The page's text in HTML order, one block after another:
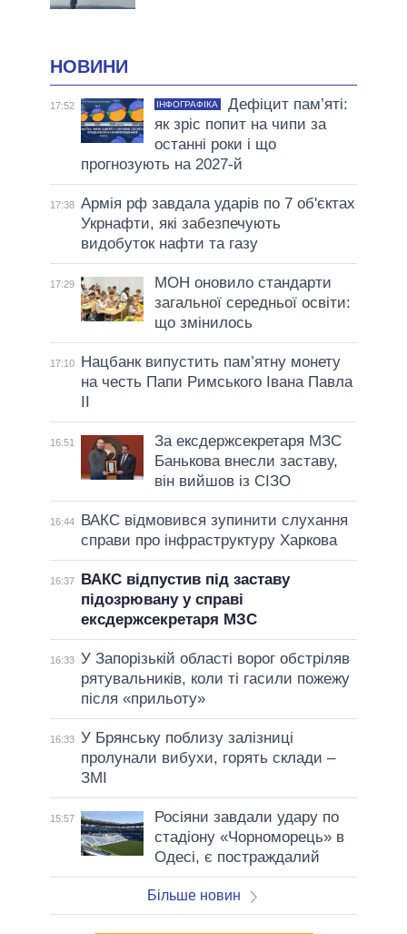
НОВИНИ
17:52 ІНФОГРАФІКА
Дефіцит пам’яті:
як зріс попит на чипи за
останні роки і що
прогнозують на 2027-й
17:38 Армія рф завдала ударів по 7 об'єктах
Укрнафти, які забезпечують
видобуток нафти та газу
17:29
МОН оновило стандарти
загальної середньої освіти:
що змінилось
17:10
Нацбанк випустить пам’ятну монету
на честь Папи Римського Івана Павла
II
16:51
За ексдержсекретаря МЗС
Банькова внесли заставу,
він вийшов із СІЗО
16:44
ВАКС відмовився зупинити слухання
справи про інфраструктуру Харкова
16:37
ВАКС відпустив під заставу
підозрювану у справі
ексдержсекретаря МЗС
16:33 У Запорізькій області ворог обстріляв
рятувальників, коли ті гасили пожежу
після «прильоту»
16:33 У Брянську поблизу залізниці
пролунали вибухи, горять склади –
ЗМІ
15:57
Росіяни завдали удару по
стадіону «Чорноморець» в
Одесі, є постраждалий
Більше новин